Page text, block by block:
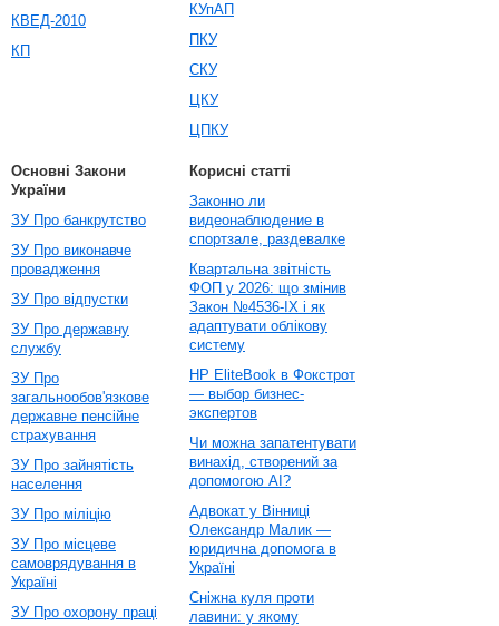
КВЕД-2010
КП
КУпАП
ПКУ
СКУ
ЦКУ
ЦПКУ
Основні Закони
України
ЗУ Про банкрутство
ЗУ Про виконавче
провадження
ЗУ Про відпустки
ЗУ Про державну
службу
ЗУ Про
загальнообов'язкове
державне пенсійне
страхування
ЗУ Про зайнятість
населення
ЗУ Про міліцію
ЗУ Про місцеве
самоврядування в
Україні
ЗУ Про охорону праці
Корисні статті
Законно ли
видеонаблюдение в
спортзале, раздевалке
Квартальна звітність
ФОП у 2026: що змінив
Закон №4536-IX і як
адаптувати облікову
систему
HP EliteBook в Фокстрот
— выбор бизнес-
экспертов
Чи можна запатентувати
винахід, створений за
допомогою AI?
Адвокат у Вінниці
Олександр Малик —
юридична допомога в
Україні
Сніжна куля проти
лавини: у якому